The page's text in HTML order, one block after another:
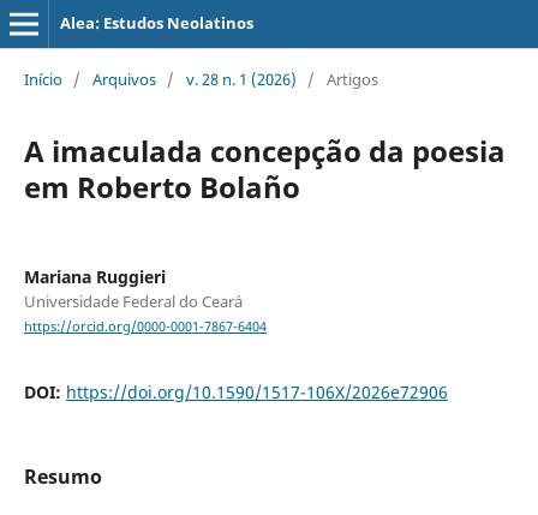
Alea: Estudos Neolatinos
Início / Arquivos / v. 28 n. 1 (2026) / Artigos
A imaculada concepção da poesia
em Roberto Bolaño
Mariana Ruggieri
Universidade Federal do Ceará
https://orcid.org/0000-0001-7867-6404
DOI: https://doi.org/10.1590/1517-106X/2026e72906
Resumo